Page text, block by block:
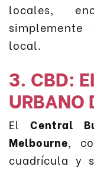
locales,
local.
3. CBD:
URBANO
ElCentral
Melbourne,
cuadrícula y